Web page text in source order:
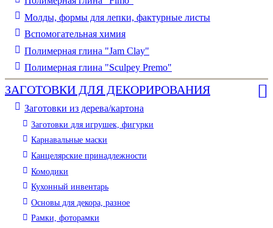
Молды, формы для лепки, фактурные листы
Вспомогательная химия
Полимерная глина "Jam Clay"
Полимерная глина "Sculpey Premo"
ЗАГОТОВКИ ДЛЯ ДЕКОРИРОВАНИЯ
Заготовки из дерева/картона
Заготовки для игрушек, фигурки
Карнавальные маски
Канцелярские принадлежности
Комодики
Кухонный инвентарь
Основы для декора, разное
Рамки, фоторамки